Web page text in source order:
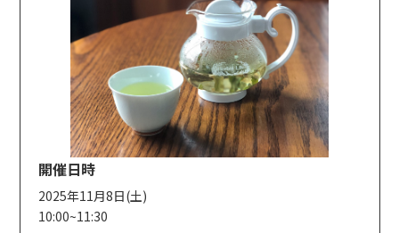
開催日時
2025年11月8日(土)
10:00~11:30